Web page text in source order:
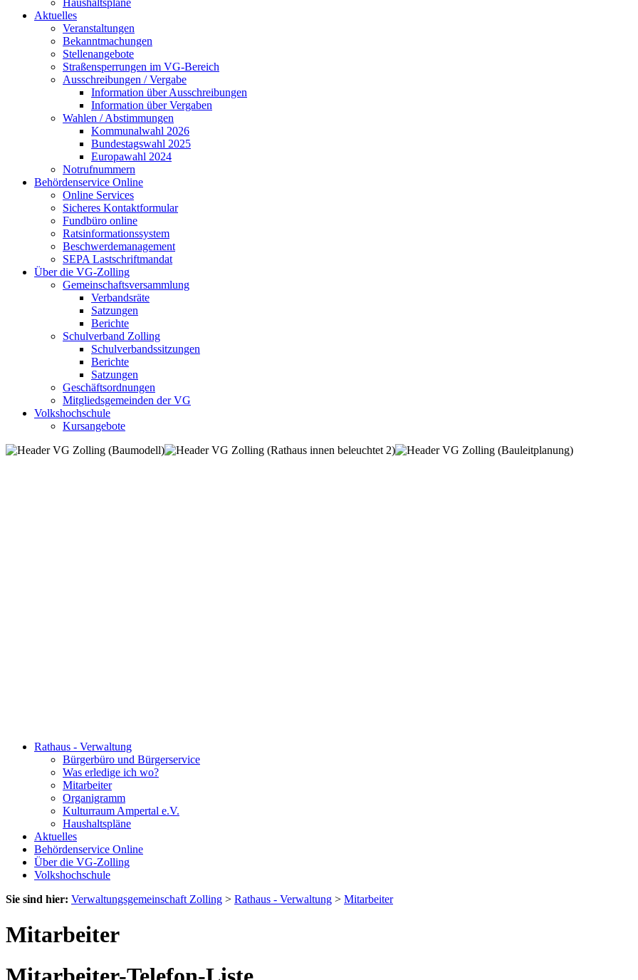
Haushaltspläne
Aktuelles
Veranstaltungen
Bekanntmachungen
Stellenangebote
Straßensperrungen im VG-Bereich
Ausschreibungen / Vergabe
Information über Ausschreibungen
Information über Vergaben
Wahlen / Abstimmungen
Kommunalwahl 2026
Bundestagswahl 2025
Europawahl 2024
Notrufnummern
Behördenservice Online
Online Services
Sicheres Kontaktformular
Fundbüro online
Ratsinformationssystem
Beschwerdemanagement
SEPA Lastschriftmandat
Über die VG-Zolling
Gemeinschaftsversammlung
Verbandsräte
Satzungen
Berichte
Schulverband Zolling
Schulverbandssitzungen
Berichte
Satzungen
Geschäftsordnungen
Mitgliedsgemeinden der VG
Volkshochschule
Kursangebote
Rathaus - Verwaltung
Bürgerbüro und Bürgerservice
Was erledige ich wo?
Mitarbeiter
Organigramm
Kulturraum Ampertal e.V.
Haushaltspläne
Aktuelles
Behördenservice Online
Über die VG-Zolling
Volkshochschule
Sie sind hier: Verwaltungsgemeinschaft Zolling > Rathaus - Verwaltung > Mitarbeiter
Mitarbeiter